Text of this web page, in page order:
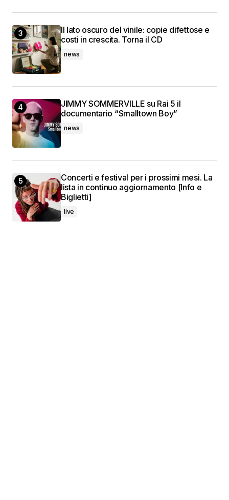
Il lato oscuro del vinile: copie difettose e
costi in crescita. Torna il CD
news
JIMMY SOMMERVILLE su Rai 5 il
documentario “Smalltown Boy”
news
Concerti e festival per i prossimi mesi. La
lista in continuo aggiornamento [Info e
Biglietti]
live